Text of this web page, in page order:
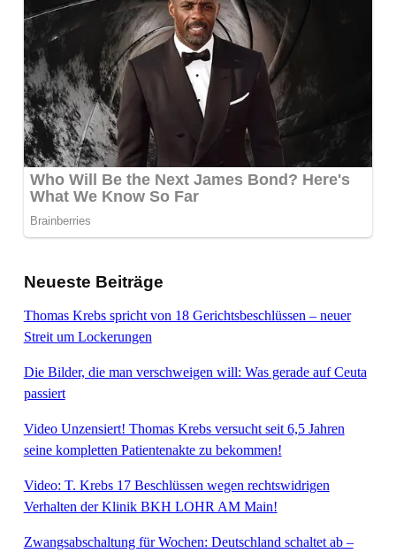
Neueste Beiträge
Thomas Krebs spricht von 18 Gerichtsbeschlüssen – neuer
Streit um Lockerungen
Die Bilder, die man verschweigen will: Was gerade auf Ceuta
passiert
Video Unzensiert! Thomas Krebs versucht seit 6,5 Jahren
seine kompletten Patientenakte zu bekommen!
Video: T. Krebs 17 Beschlüssen wegen rechtswidrigen
Verhalten der Klinik BKH LOHR AM Main!
Zwangsabschaltung für Wochen: Deutschland schaltet ab –